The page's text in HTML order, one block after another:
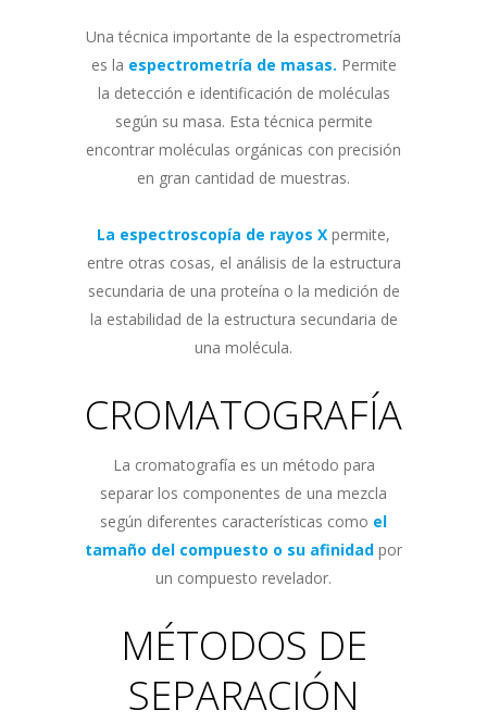
Una técnica importante de la espectrometría
es la espectrometría de masas. Permite
la detección e identificación de moléculas
según su masa. Esta técnica permite
encontrar moléculas orgánicas con precisión
en gran cantidad de muestras.
La espectroscopía de rayos X permite,
entre otras cosas, el análisis de la estructura
secundaria de una proteína o la medición de
la estabilidad de la estructura secundaria de
una molécula.
CROMATOGRAFÍA
La cromatografía es un método para
separar los componentes de una mezcla
según diferentes características como el
tamaño del compuesto o su afinidad por
un compuesto revelador.
MÉTODOS DE
SEPARACIÓN